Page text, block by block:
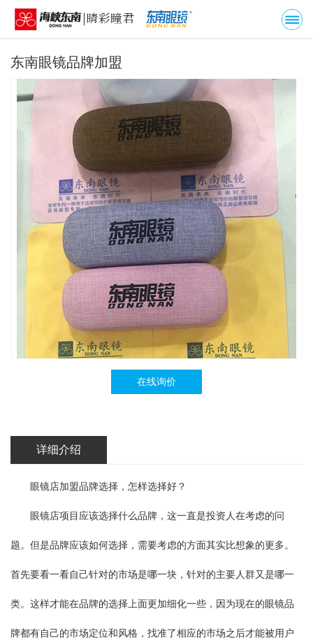
东南眼镜品牌加盟
在线询价
详细介绍
眼镜店加盟品牌选择，怎样选择好？
眼镜店项目应该选择什么品牌，这一直是投资人在考虑的问
题。但是品牌应该如何选择，需要考虑的方面其实比想象的更多。
首先要看一看自己针对的市场是哪一块，针对的主要人群又是哪一
类。这样才能在品牌的选择上面更加细化一些，因为现在的眼镜品
牌都有自己的市场定位和风格，找准了相应的市场之后才能被用户